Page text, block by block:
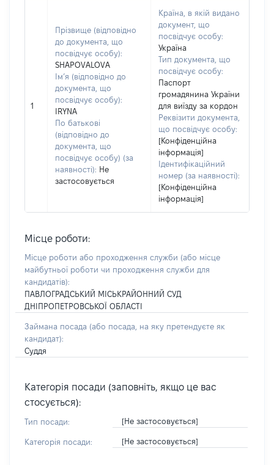
1
Прізвище (відповідно
до документа, що
посвідчує особу):
SHAPOVALOVA
Ім’я (відповідно до
документа, що
посвідчує особу):
IRYNA
По батькові
(відповідно до
документа, що
посвідчує особу) (за
наявності): Не
застосовується
Країна, в якій видано
документ, що
посвідчує особу:
Україна
Тип документа, що
посвідчує особу:
Паспорт
громадянина України
для виїзду за кордон
Реквізити документа,
що посвідчує особу:
[Конфіденційна
інформація]
Ідентифікаційний
номер (за наявності):
[Конфіденційна
інформація]
Місце роботи:
Місце роботи або проходження служби (або місце
майбутньої роботи чи проходження служби для
кандидатів):
ПАВЛОГРАДСЬКИЙ МІСЬКРАЙОННИЙ СУД
ДНІПРОПЕТРОВСЬКОЇ ОБЛАСТІ
Займана посада (або посада, на яку претендуєте як
кандидат):
Суддя
Категорія посади (заповніть, якщо це вас
стосується):
Тип посади: [Не застосовується]
Категорія посади: [Не застосовується]